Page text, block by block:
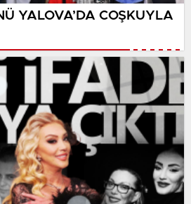
YALOVA’DA COŞKUYLA